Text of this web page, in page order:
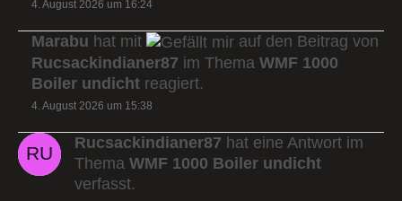
4. August 2026 um 16:24
Marabu hat mit
auf den Beitrag von
Rucsackindianer87 im Thema WMF 1000
Boiler undicht reagiert.
4. August 2026 um 15:38
Rucsackindianer87 hat eine Antwort im
Thema WMF 1000 Boiler undicht
verfasst.